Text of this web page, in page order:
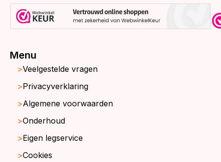
Menu
Veelgestelde vragen
Privacyverklaring
Algemene voorwaarden
Onderhoud
Eigen legservice
Cookies